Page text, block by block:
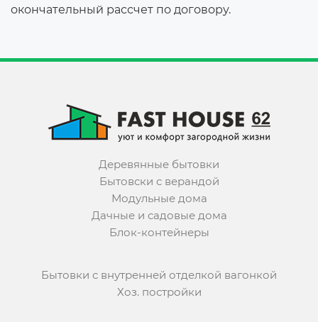
окончательный рассчет по договору.
Деревянные бытовки
Бытовски с верандой
Модульные дома
Дачные и садовые дома
Блок-контейнеры
Бытовки с внутренней отделкой вагонкой
Хоз. постройки